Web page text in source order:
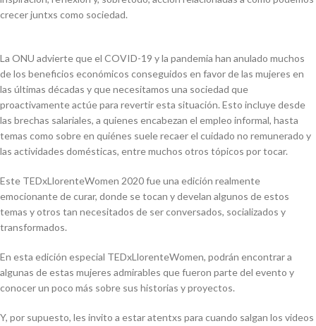
crecer juntxs como sociedad.
La ONU advierte que el COVID-19 y la pandemia han anulado muchos
de los beneficios económicos conseguidos en favor de las mujeres en
las últimas décadas y que necesitamos una sociedad que
proactivamente actúe para revertir esta situación. Esto incluye desde
las brechas salariales, a quienes encabezan el empleo informal, hasta
temas como sobre en quiénes suele recaer el cuidado no remunerado y
las actividades domésticas, entre muchos otros tópicos por tocar.
Este TEDxLlorenteWomen 2020 fue una edición realmente
emocionante de curar, donde se tocan y develan algunos de estos
temas y otros tan necesitados de ser conversados, socializados y
transformados.
En esta edición especial TEDxLlorenteWomen, podrán encontrar a
algunas de estas mujeres admirables que fueron parte del evento y
conocer un poco más sobre sus historias y proyectos.
Y, por supuesto, les invito a estar atentxs para cuando salgan los videos